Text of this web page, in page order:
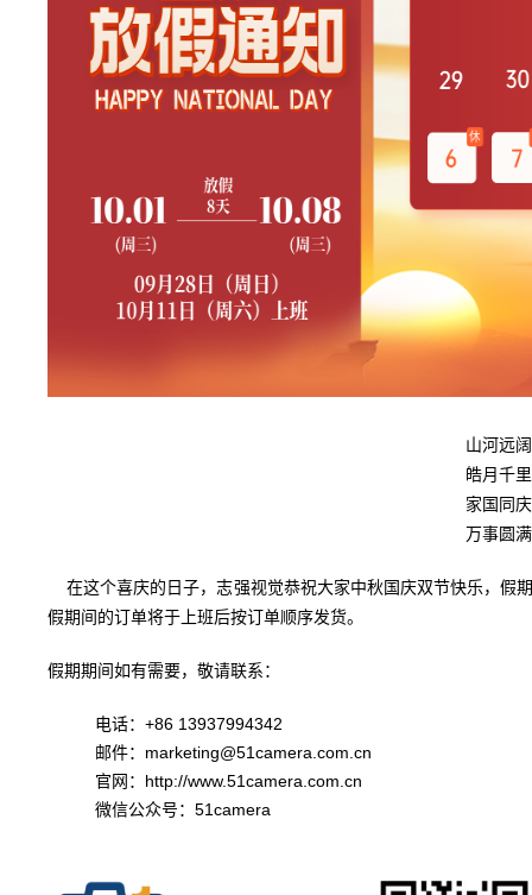
山河远阔
皓月千里
家国同庆
万事圆满
在这个喜庆的日子，志强视觉恭祝大家中秋国庆双节快乐，假
假期间的订单将于上班后按订单顺序发货。
假期期间如有需要，敬请联系：
电话：+86 13937994342
邮件：marketing@51camera.com.cn
官网： http://www.51camera.com.cn
微信公众号：51camera